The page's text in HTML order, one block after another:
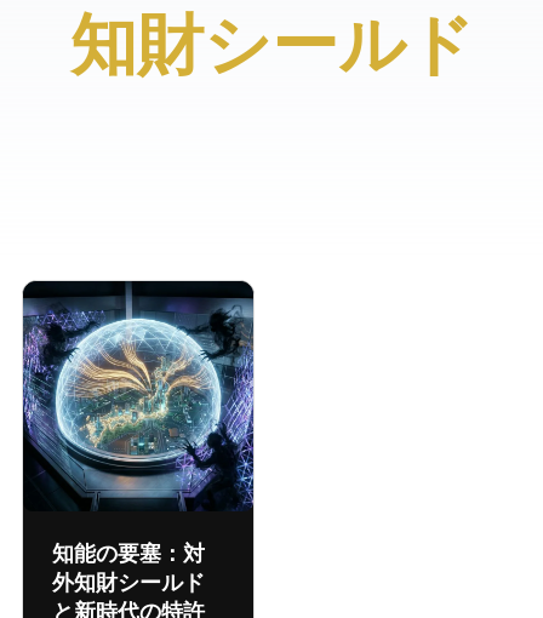
#知財シールド
知能の要塞：対
外知財シールド
と新時代の特許